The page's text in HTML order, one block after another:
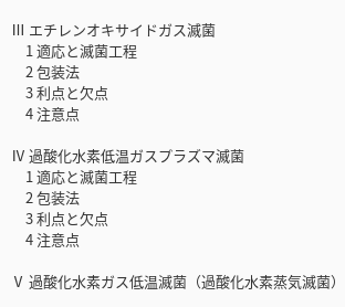
Ⅲ エチレンオキサイドガス滅菌
1 適応と滅菌工程
2 包装法
3 利点と欠点
4 注意点
Ⅳ 過酸化水素低温ガスプラズマ滅菌
1 適応と滅菌工程
2 包装法
3 利点と欠点
4 注意点
Ⅴ 過酸化水素ガス低温滅菌（過酸化水素蒸気滅菌）